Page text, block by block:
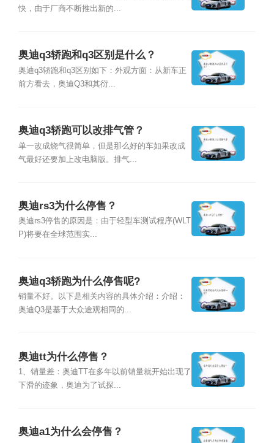
快，由于厂商不断推出新的...
奥迪q3轿跑和q3区别是什么？
奥迪q3轿跑和q3区别如下：外观方面：从新车正
前方看去，奥迪Q3和其衍...
奥迪q3轿跑可以改排气管？
单一改成烧气很简单，但是那么好的车如果改成
气最好还要加上改电脑版。排气...
奥迪rs3为什么停售？
奥迪rs3停售的原因是：由于轻型车测试程序(WLT
P)将要在全球范围实...
奥迪q3轿跑为什么停售呢?
销量不好。以下是相关内容的具体介绍：介绍：
奥迪Q3是基于大众途观相同的...
奥迪tt为什么停售？
1、销量差：奥迪TT在多年以前销量就开始出现了
下滑的迹象，奥迪为了试探...
奥迪a1为什么会停售？